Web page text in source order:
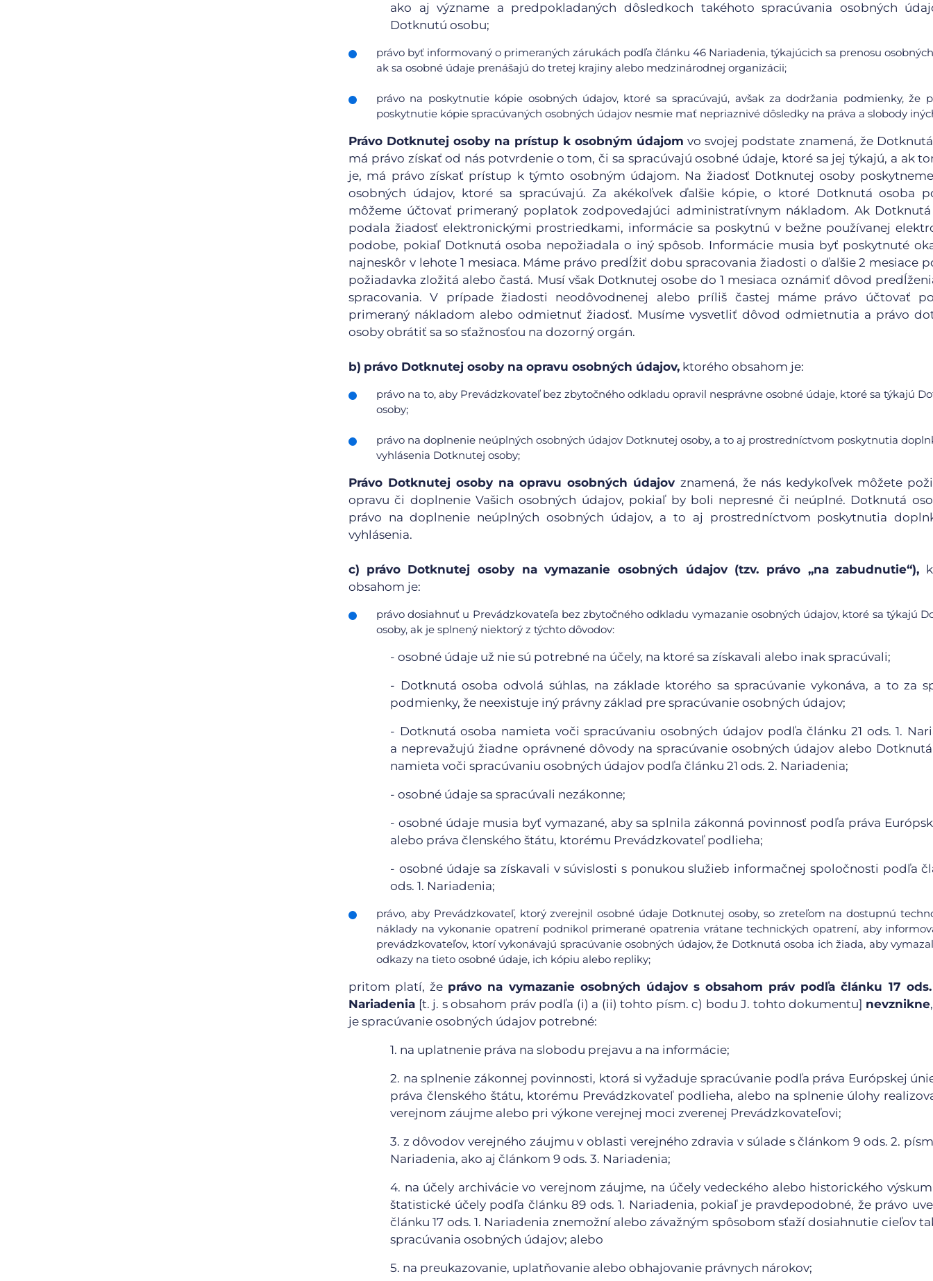
ako aj význame a predpokladaných dôsledkoch takéhoto spracúvania osobných
Dotknutú osobu;
právo byť informovaný o primeraných zárukách podľa článku 46 Nariadenia, týkajúcich sa prenosu
ak sa osobné údaje prenášajú do tretej krajiny alebo medzinárodnej organizácii;
právo na poskytnutie kópie osobných údajov, ktoré sa spracúvajú, avšak za dodržania podmienky, že
poskytnutie kópie spracúvaných osobných údajov nesmie mať nepriaznivé dôsledky na práva a slobody
Právo Dotknutej osoby na prístup k osobným údajom vo svojej podstate znamená, že
má právo získať od nás potvrdenie o tom, či sa spracúvajú osobné údaje, ktoré sa jej týkajú, a ak
je, má právo získať prístup k týmto osobným údajom. Na žiadosť Dotknutej osoby
osobných údajov, ktoré sa spracúvajú. Za akékoľvek ďalšie kópie, o ktoré Dotknutá osoba
môžeme účtovať primeraný poplatok zodpovedajúci administratívnym nákladom. Ak
podala žiadosť elektronickými prostriedkami, informácie sa poskytnú v bežne používanej
podobe, pokiaľ Dotknutá osoba nepožiadala o iný spôsob. Informácie musia byť poskytnuté
najneskôr v lehote 1 mesiaca. Máme právo predĺžiť dobu spracovania žiadosti o ďalšie 2 mesiace
požiadavka zložitá alebo častá. Musí však Dotknutej osobe do 1 mesiaca oznámiť dôvod
spracovania. V prípade žiadosti neodôvodnenej alebo príliš častej máme právo účtovať
primeraný nákladom alebo odmietnuť žiadosť. Musíme vysvetliť dôvod odmietnutia a právo
osoby obrátiť sa so sťažnosťou na dozorný orgán.
b) právo Dotknutej osoby na opravu osobných údajov, ktorého obsahom je:
právo na to, aby Prevádzkovateľ bez zbytočného odkladu opravil nesprávne osobné údaje, ktoré sa týkajú
osoby;
právo na doplnenie neúplných osobných údajov Dotknutej osoby, a to aj prostredníctvom poskytnutia
vyhlásenia Dotknutej osoby;
Právo Dotknutej osoby na opravu osobných údajov znamená, že nás kedykoľvek môžete
opravu či doplnenie Vašich osobných údajov, pokiaľ by boli nepresné či neúplné. Dotknutá
právo na doplnenie neúplných osobných údajov, a to aj prostredníctvom poskytnutia
vyhlásenia.
c) právo Dotknutej osoby na vymazanie osobných údajov (tzv. právo „na zabudnutie“),
obsahom je:
právo dosiahnuť u Prevádzkovateľa bez zbytočného odkladu vymazanie osobných údajov, ktoré sa týkajú
osoby, ak je splnený niektorý z týchto dôvodov:
- osobné údaje už nie sú potrebné na účely, na ktoré sa získavali alebo inak spracúvali;
- Dotknutá osoba odvolá súhlas, na základe ktorého sa spracúvanie vykonáva, a to za
podmienky, že neexistuje iný právny základ pre spracúvanie osobných údajov;
- Dotknutá osoba namieta voči spracúvaniu osobných údajov podľa článku 21 ods. 1.
a neprevažujú žiadne oprávnené dôvody na spracúvanie osobných údajov alebo
namieta voči spracúvaniu osobných údajov podľa článku 21 ods. 2. Nariadenia;
- osobné údaje sa spracúvali nezákonne;
- osobné údaje musia byť vymazané, aby sa splnila zákonná povinnosť podľa práva
alebo práva členského štátu, ktorému Prevádzkovateľ podlieha;
- osobné údaje sa získavali v súvislosti s ponukou služieb informačnej spoločnosti podľa
ods. 1. Nariadenia;
právo, aby Prevádzkovateľ, ktorý zverejnil osobné údaje Dotknutej osoby, so zreteľom na dostupnú
náklady na vykonanie opatrení podnikol primerané opatrenia vrátane technických opatrení, aby
prevádzkovateľov, ktorí vykonávajú spracúvanie osobných údajov, že Dotknutá osoba ich žiada, aby
odkazy na tieto osobné údaje, ich kópiu alebo repliky;
pritom platí, že právo na vymazanie osobných údajov s obsahom práv podľa článku 17 ods.
Nariadenia [t. j. s obsahom práv podľa (i) a (ii) tohto písm. c) bodu J. tohto dokumentu] nevznikne
je spracúvanie osobných údajov potrebné:
1. na uplatnenie práva na slobodu prejavu a na informácie;
2. na splnenie zákonnej povinnosti, ktorá si vyžaduje spracúvanie podľa práva Európskej
práva členského štátu, ktorému Prevádzkovateľ podlieha, alebo na splnenie úlohy
verejnom záujme alebo pri výkone verejnej moci zverenej Prevádzkovateľovi;
3. z dôvodov verejného záujmu v oblasti verejného zdravia v súlade s článkom 9 ods. 2.
Nariadenia, ako aj článkom 9 ods. 3. Nariadenia;
4. na účely archivácie vo verejnom záujme, na účely vedeckého alebo historického
štatistické účely podľa článku 89 ods. 1. Nariadenia, pokiaľ je pravdepodobné, že právo
článku 17 ods. 1. Nariadenia znemožní alebo závažným spôsobom sťaží dosiahnutie cieľov
spracúvania osobných údajov; alebo
5. na preukazovanie, uplatňovanie alebo obhajovanie právnych nárokov;